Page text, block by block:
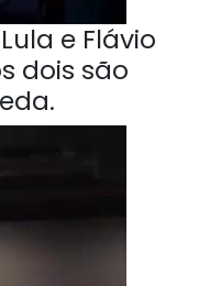
e Flávio
dois são